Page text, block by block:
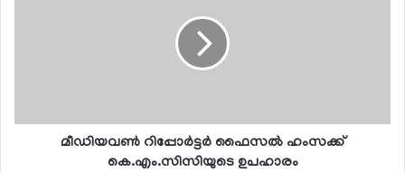
മീഡിയവണ്‍ റിപ്പോര്‍ട്ടര്‍ ഫൈസല്‍ ഹംസക്ക്
കെ.എം.സിസിയുടെ ഉപഹാരം